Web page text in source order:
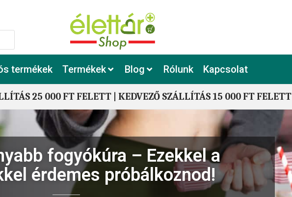
termékek Termékek Blog Rólunk Kapcsolat
25 000 FT FELETT | KEDVEZŐ SZÁLLÍTÁS 15 000 FT FELETT
fogyókúra – Ezekkel a
érdemes próbálkoznod!